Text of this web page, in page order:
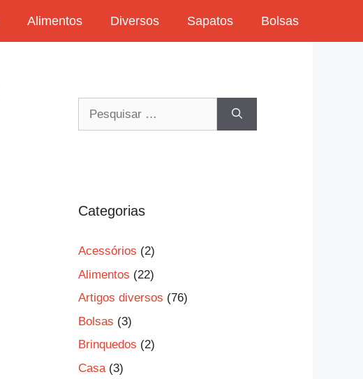
Alimentos Diversos Sapatos Bolsas
Categorias
Acessórios (2)
Alimentos (22)
Artigos diversos (76)
Bolsas (3)
Brinquedos (2)
Casa (3)